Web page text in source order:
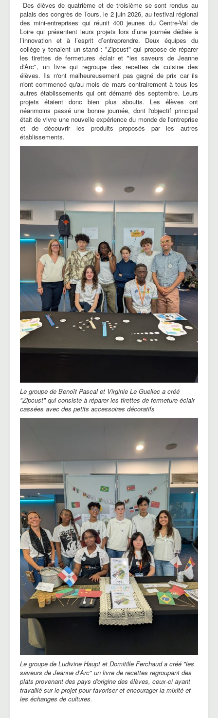
Voyages et sorties
Blog des Hellenautes
Des élèves de quatrième et de troisième se sont rendus au
palais des congrès de Tours, le 2 juin 2026, au festival régional
des mini-entreprises qui réunit 400 jeunes du Centre-Val de
Loire qui présentent leurs projets lors d’une journée dédiée à
l’innovation et à l’esprit d’entreprendre. Deux équipes du
collège y tenaient un stand : "Zipcust" qui propose de réparer
les tirettes de fermetures éclair et "les saveurs de Jeanne
d'Arc", un livre qui regroupe des recettes de cuisine des
élèves. Ils n'ont malheureusement pas gagné de prix car ils
n'ont commencé qu'au mois de mars contrairement à tous les
autres établissements qui ont démarré dès septembre. Leurs
projets étaient donc bien plus aboutis. Les élèves ont
néanmoins passé une bonne journée, dont l'objectif principal
était de vivre une nouvelle expérience du monde de l'entreprise
et de découvrir les produits proposés par les autres
établissements.
Le groupe de Benoît Pascal et Virginie Le Guellec a créé
"Zipcust" qui consiste à réparer les tirettes de fermeture éclair
cassées avec des petits accessoires décoratifs
Le groupe de Ludivine Haupt et Domitille Ferchaud a créé "les
saveurs de Jeanne d'Arc" un livre de recettes regroupant des
plats provenant des pays d'origine des élèves, ceux-ci ayant
travaillé sur le projet pour favoriser et encourager la mixité et
les échanges de cultures.